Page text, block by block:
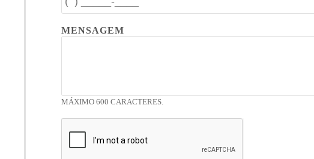
MENSAGEM
MÁXIMO 600 CARACTERES.